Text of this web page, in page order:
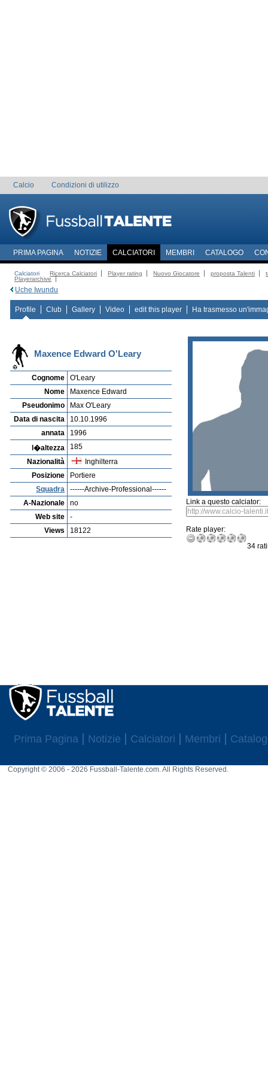
Calcio Condizioni di utilizzo
PRIMA PAGINA NOTIZIE CALCIATORI MEMBRI CATALOGO
Calciatori Ricerca Calciatori Player rating Nuovo Giocatore proposta Talenti
Playerarchive
Uche Iwundu
Profile Club Gallery Video edit this player Ha trasmesso
Maxence Edward O'Leary
Cognome
O'Leary
Nome
Maxence Edward
Pseudonimo
Max O'Leary
Data di nascita
10.10.1996
annata
1996
l�altezza
185
Nazionalità
Inghilterra
Posizione
Portiere
Squadra
------Archive-Professional------
A-Nazionale
no
Web site
-
Views
18122
Link a questo calciator:
Rate player:
34
Prima Pagina Notizie Calciatori Membri
Copyright © 2006 - 2026 Fussball-Talente.com. All Rights Reserved.